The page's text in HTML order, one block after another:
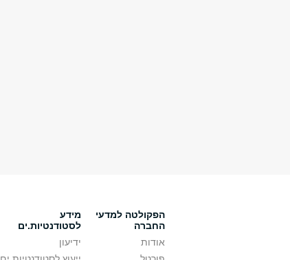
הפקולטה למדעי
החברה
אודות
מידע
לסטודנטיות.ים
ידיעון